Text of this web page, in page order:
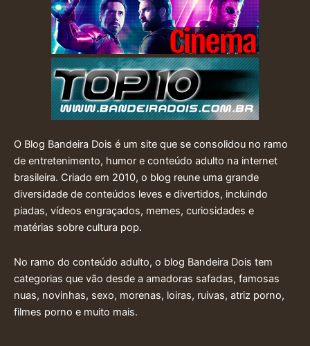
O Blog Bandeira Dois é um site que se consolidou no ramo
de entretenimento, humor e conteúdo adulto na internet
brasileira. Criado em 2010, o blog reune uma grande
diversidade de conteúdos leves e divertidos, incluindo
piadas, vídeos engraçados, memes, curiosidades e
matérias sobre cultura pop.
No ramo do conteúdo adulto, o blog Bandeira Dois tem
categorias que vão desde a amadoras safadas, famosas
nuas, novinhas, sexo, morenas, loiras, ruivas, atriz porno,
filmes porno e muito mais.